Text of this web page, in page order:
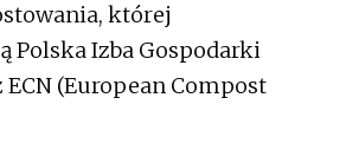
której
Polska Izba Gospodarki
(European Compost